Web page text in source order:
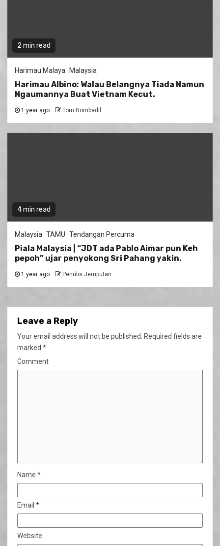
2 min read
Harimau Malaya Malaysia
Harimau Albino: Walau Belangnya Tiada Namun
Ngaumannya Buat Vietnam Kecut.
1 year ago Tom Bombadil
4 min read
Malaysia TAMU Tendangan Percuma
Piala Malaysia | “JDT ada Pablo Aimar pun Keh
pepoh” ujar penyokong Sri Pahang yakin.
1 year ago Penulis Jemputan
Leave a Reply
Your email address will not be published. Required fields are
marked *
Comment
Name *
Email *
Website